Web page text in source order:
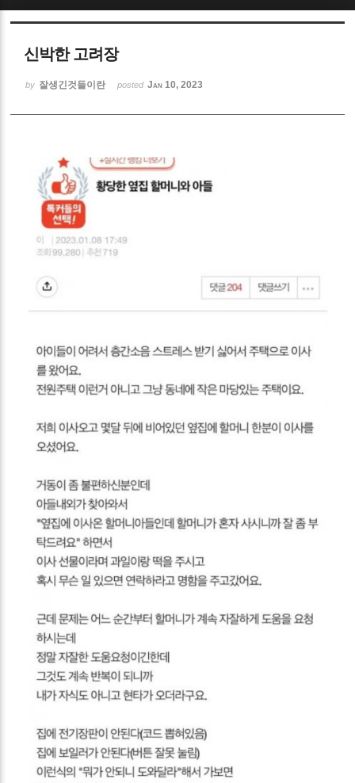
신박한 고려장
by 잘생긴것들이란 posted Jan 10, 2023
Sketchbook5, 스케치북5
Sketchbook5, 스케치북5